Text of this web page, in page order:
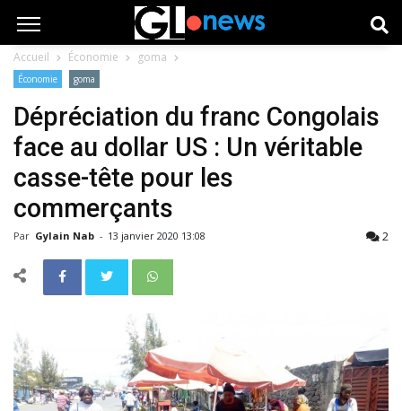
Accueil Économie goma
Économie goma
Dépréciation du franc Congolais
face au dollar US : Un véritable
casse-tête pour les
commerçants
Par Gylain Nab - 13 janvier 2020 13:08 2